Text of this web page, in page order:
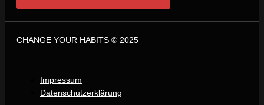
CHANGE YOUR HABITS © 2025
Impressum
Datenschutzerklärung